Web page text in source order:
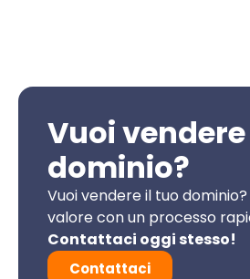
Vuoi
dominio?
Vuoi vendere il tuo
valore con un processo
Contattaci oggi stesso!
Contattaci